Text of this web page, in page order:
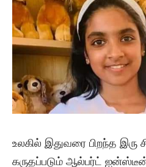
உலகில் இதுவரை பிறந்த
கருதப்படும் ஆல்பர்ட்